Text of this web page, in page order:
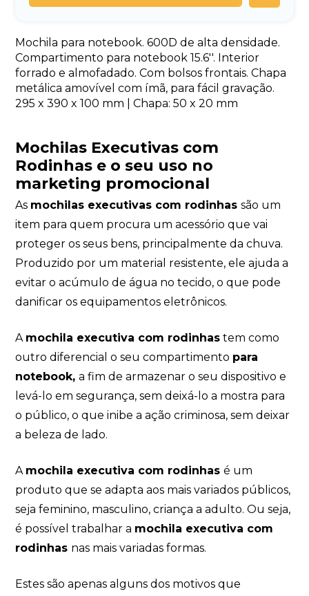
Mochila para notebook. 600D de alta densidade.
Compartimento para notebook 15.6''. Interior
forrado e almofadado. Com bolsos frontais. Chapa
metálica amovível com ímã, para fácil gravação.
295 x 390 x 100 mm | Chapa: 50 x 20 mm
Mochilas Executivas com
Rodinhas e o seu uso no
marketing promocional
As mochilas executivas com rodinhassão um
item para quem procura um acessório que vai
proteger os seus bens, principalmente da chuva.
Produzido por um material resistente, ele ajuda a
evitar o acúmulo de água no tecido, o que pode
danificar os equipamentos eletrônicos.
A mochila executiva com rodinhas tem como
outro diferencial o seu compartimento para
notebook,a fim de armazenar o seu dispositivo e
levá-lo em segurança, sem deixá-lo a mostra para
o público, o que inibe a ação criminosa, sem deixar
a beleza de lado.
A mochila executiva com rodinhas é um
produto que se adapta aos mais variados públicos,
seja feminino, masculino, criança a adulto. Ou seja,
é possível trabalhar a mochila executiva com
rodinhas nas mais variadas formas.
Estes são apenas alguns dos motivos que